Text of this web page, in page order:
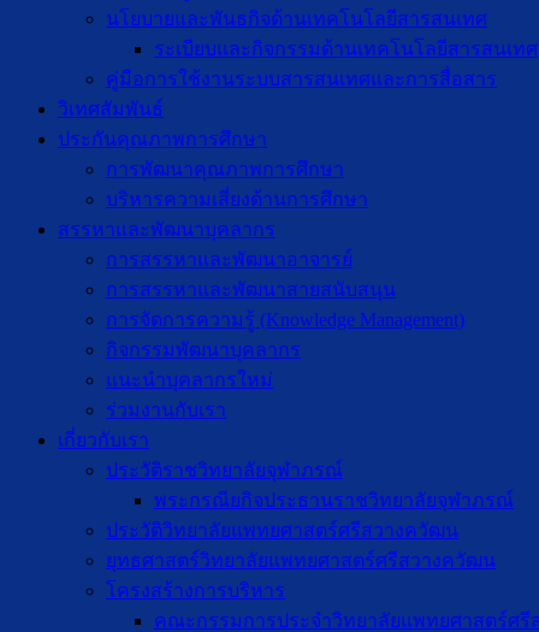
นโยบายและพันธกิจด้านเทคโนโลยีสารสนเทศ
ระเบียบและกิจกรรมด้านเทคโนโลยีสารสนเทศ
คู่มือการใช้งานระบบสารสนเทศและการสื่อสาร
วิเทศสัมพันธ์
ประกันคุณภาพการศึกษา
การพัฒนาคุณภาพการศึกษา
บริหารความเสี่ยงด้านการศึกษา
สรรหาและพัฒนาบุคลากร
การสรรหาและพัฒนาอาจารย์
การสรรหาและพัฒนาสายสนับสนุน
การจัดการความรู้ (Knowledge Management)
กิจกรรมพัฒนาบุคลากร
แนะนำบุคลากรใหม่
ร่วมงานกับเรา
เกี่ยวกับเรา
ประวัติราชวิทยาลัยจุฬาภรณ์
พระกรณียกิจประธานราชวิทยาลัยจุฬาภรณ์
ประวัติวิทยาลัยแพทยศาสตร์ศรีสวางควัฒน
ยุทธศาสตร์วิทยาลัยแพทยศาสตร์ศรีสวางควัฒน
โครงสร้างการบริหาร
คณะกรรมการประจำวิทยาลัยแพทยศาสตร์ศรี